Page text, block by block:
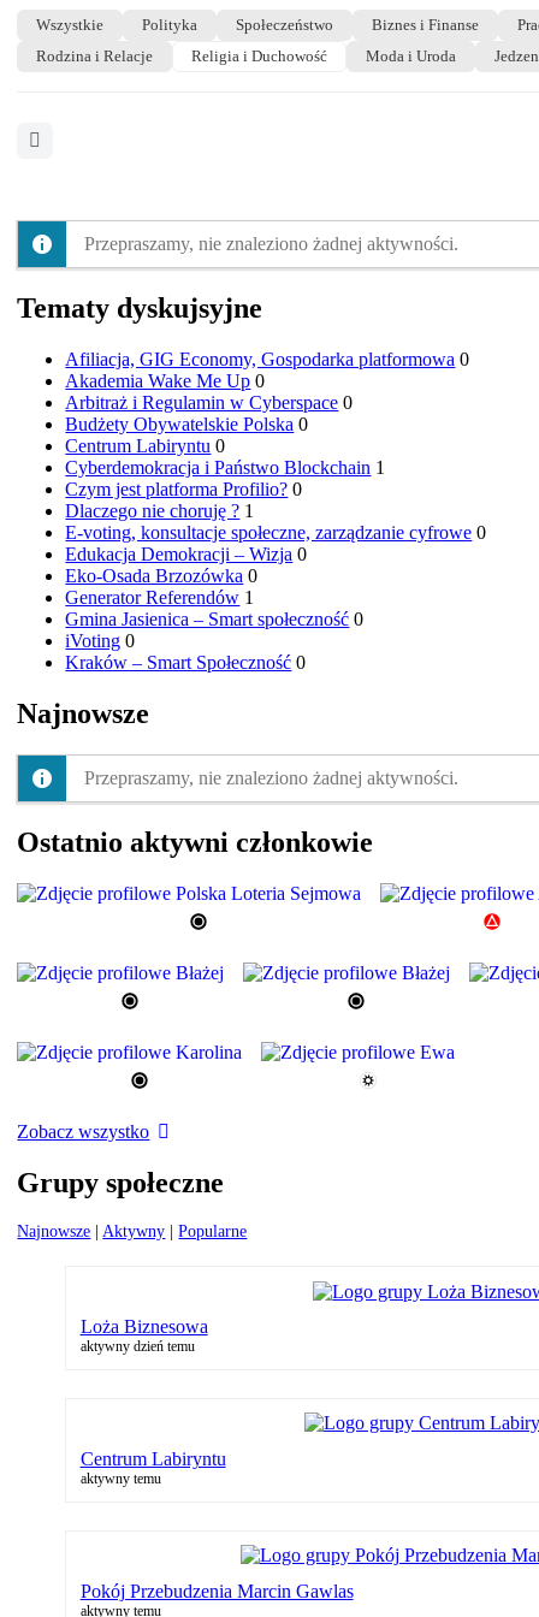
Wszystkie Polityka Społeczeństwo Biznes i Finanse
Rodzina i Relacje
Religia i Duchowość Moda i Uroda
Open
Przepraszamy, nie znaleziono żadnej aktywności.
Tematy dyskujsyjne
Afiliacja, GIG Economy, Gospodarka platformowa 0
Akademia Wake Me Up 0
Arbitraż i Regulamin w Cyberspace 0
Budżety Obywatelskie Polska 0
Centrum Labiryntu 0
Cyberdemokracja i Państwo Blockchain 1
Czym jest platforma Profilio? 0
Dlaczego nie choruję ? 1
E-voting, konsultacje społeczne, zarządzanie cyfrowe 0
Edukacja Demokracji – Wizja 0
Eko-Osada Brzozówka 0
Generator Referendów 1
Gmina Jasienica – Smart społeczność 0
iVoting 0
Kraków – Smart Społeczność 0
Najnowsze
Przepraszamy, nie znaleziono żadnej aktywności.
Ostatnio aktywni członkowie
Zobacz wszystko
Grupy społeczne
Najnowsze Aktywny Popularne
Loża Biznesowa
aktywny dzień temu
Centrum Labiryntu
aktywny temu
Pokój Przebudzenia Marcin Gawlas
aktywny temu